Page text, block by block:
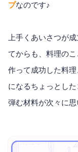
プなのです♪
上手くあいさつが
てからも、料理の
作って成功した料
になるちょっとし
弾む材料が次々に思